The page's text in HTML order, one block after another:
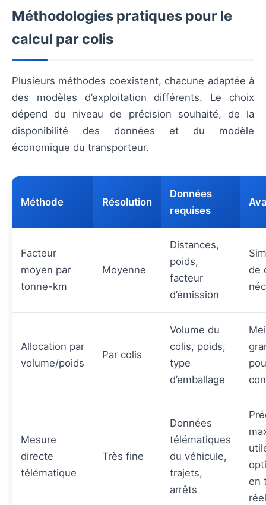
Méthodologies pratiques pour le
calcul par colis
Plusieurs méthodes coexistent, chacune adaptée à
des modèles d’exploitation différents. Le choix
dépend du niveau de précision souhaité, de la
disponibilité des données et du modèle
économique du transporteur.
Méthode Résolution
Données
requises
Facteur
moyen par
tonne-km
Moyenne
Distances,
poids,
facteur
d’émission
de
Allocation par
volume/poids
Par colis
Volume du
colis, poids,
type
d’emballage
Mesure
directe
télématique
Très fine
Données
télématiques
du véhicule,
trajets,
arrêts
en
réel